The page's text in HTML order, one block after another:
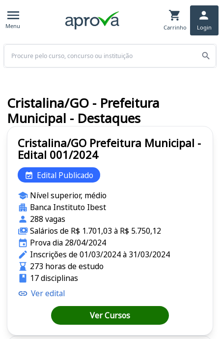
Menu Carrinho Login
Buscar
Cristalina/GO Prefeitura Municipal -
Edital 001/2024
Edital Publicado
Nível superior, médio
Banca Instituto Ibest
288 vagas
Salários de R$ 1.701,03 à R$ 5.750,12
Prova dia 28/04/2024
Inscrições de 01/03/2024 à 31/03/2024
273 horas de estudo
17 disciplinas
Ver edital
Ver Cursos
Cristalina/GO - Prefeitura
Municipal - Destaques